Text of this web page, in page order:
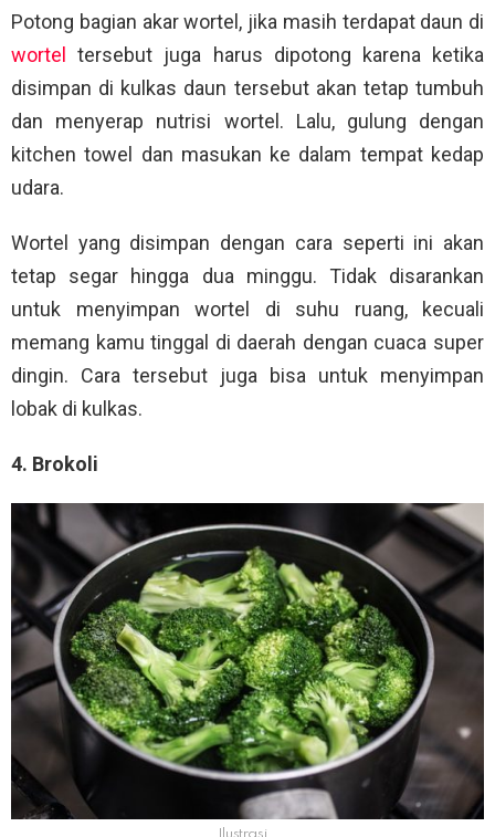
Potong bagian akar wortel, jika masih terdapat daun di
wortel
tersebut juga harus dipotong karena ketika
disimpan di kulkas daun tersebut akan tetap tumbuh
dan menyerap nutrisi wortel. Lalu, gulung dengan
kitchen towel dan masukan ke dalam tempat kedap
udara.
Wortel yang disimpan dengan cara seperti ini akan
tetap segar hingga dua minggu. Tidak disarankan
untuk menyimpan wortel di suhu ruang, kecuali
memang kamu tinggal di daerah dengan cuaca super
dingin. Cara tersebut juga bisa untuk menyimpan
lobak di kulkas.
4. Brokoli